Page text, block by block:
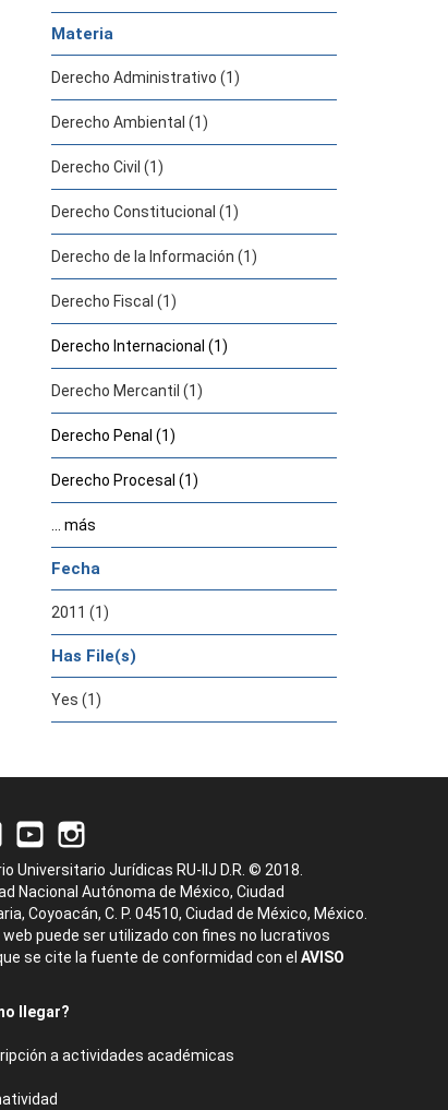
Materia
Derecho Administrativo (1)
Derecho Ambiental (1)
Derecho Civil (1)
Derecho Constitucional (1)
Derecho de la Información (1)
Derecho Fiscal (1)
Derecho Internacional (1)
Derecho Mercantil (1)
Derecho Penal (1)
Derecho Procesal (1)
... más
Fecha
2011 (1)
Has File(s)
Yes (1)
Universitario Jurídicas RU-IIJ D.R. © 2018.
Nacional Autónoma de México, Ciudad
Coyoacán, C. P. 04510, Ciudad de México, México.
puede ser utilizado con fines no lucrativos
se cite la fuente de conformidad con el AVISO
llegar?
a actividades académicas